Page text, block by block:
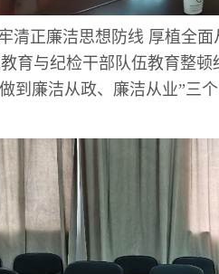
清正廉洁思想防线 厚植全
育与纪检干部队伍教育整
到廉洁从政、廉洁从业”三